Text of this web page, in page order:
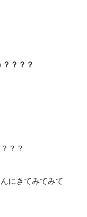
？？？
？？
てみてみて